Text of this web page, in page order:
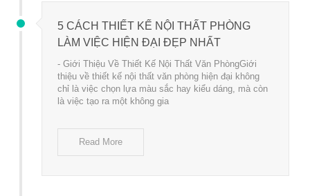
5 CÁCH THIẾT KẾ NỘI THẤT PHÒNG
LÀM VIỆC HIỆN ĐẠI ĐẸP NHẤT
- Giới Thiệu Về Thiết Kế Nội Thất Văn PhòngGiới
thiệu về thiết kế nội thất văn phòng hiện đại không
chỉ là việc chọn lựa màu sắc hay kiểu dáng, mà còn
là việc tạo ra một không gia
Read More